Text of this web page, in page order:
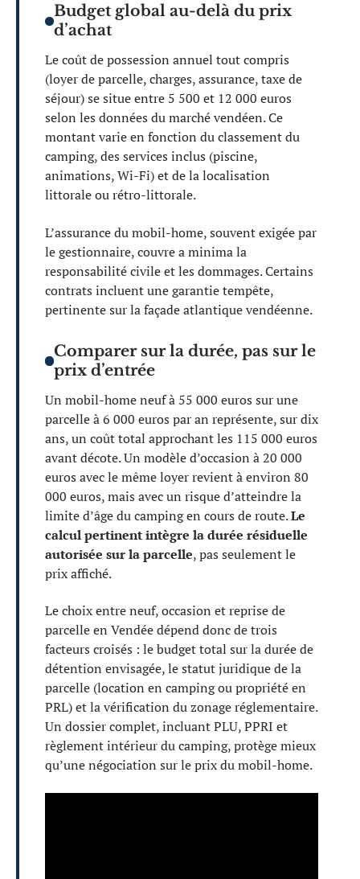
Budget global au-delà du prix
d’achat
Le coût de possession annuel tout compris
(loyer de parcelle, charges, assurance, taxe de
séjour) se situe entre 5 500 et 12 000 euros
selon les données du marché vendéen. Ce
montant varie en fonction du classement du
camping, des services inclus (piscine,
animations, Wi-Fi) et de la localisation
littorale ou rétro-littorale.
L’assurance du mobil-home, souvent exigée par
le gestionnaire, couvre a minima la
responsabilité civile et les dommages. Certains
contrats incluent une garantie tempête,
pertinente sur la façade atlantique vendéenne.
Comparer sur la durée, pas sur le
prix d’entrée
Un mobil-home neuf à 55 000 euros sur une
parcelle à 6 000 euros par an représente, sur dix
ans, un coût total approchant les 115 000 euros
avant décote. Un modèle d’occasion à 20 000
euros avec le même loyer revient à environ 80
000 euros, mais avec un risque d’atteindre la
limite d’âge du camping en cours de route.Le
calcul pertinent intègre la durée résiduelle
autorisée sur la parcelle, pas seulement le
prix affiché.
Le choix entre neuf, occasion et reprise de
parcelle en Vendée dépend donc de trois
facteurs croisés : le budget total sur la durée de
détention envisagée, le statut juridique de la
parcelle (location en camping ou propriété en
PRL) et la vérification du zonage réglementaire.
Un dossier complet, incluant PLU, PPRI et
règlement intérieur du camping, protège mieux
qu’une négociation sur le prix du mobil-home.